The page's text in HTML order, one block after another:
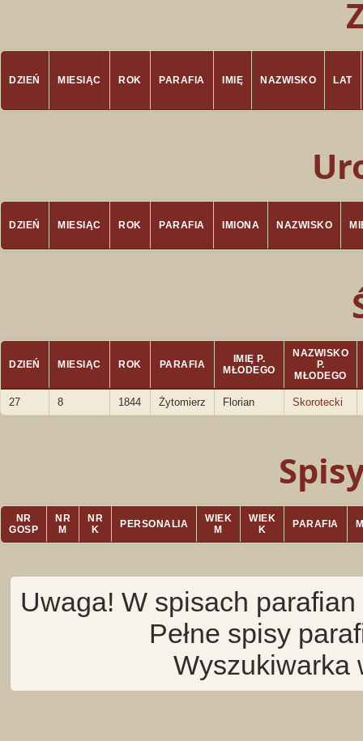
DZIEŃ MIESIĄC ROK PARAFIA IMIĘ NAZWISKO LAT
DZIEŃ MIESIĄC ROK PARAFIA IMIONA NAZWISKO
DZIEŃ MIESIĄC ROK PARAFIA
IMIĘ P.
MŁODEGO
NAZWISKO
P.
MŁODEGO
27 8 1844 Żytomierz Florian Skorotecki
NR
GOSP
NR
M
NR
K
PERSONALIA
WIEK
M
WIEK
K
PARAFIA
Uwaga! W spisach
Pełne spisy
Wyszukiwarka